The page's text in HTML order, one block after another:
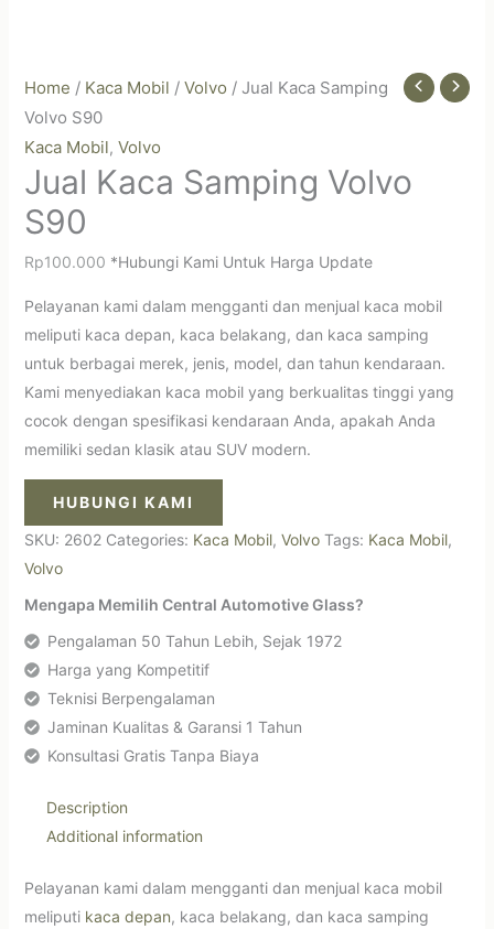
Home / Kaca Mobil / Volvo / Jual Kaca Samping
Volvo S90
Kaca Mobil, Volvo
Jual Kaca Samping Volvo
S90
Rp100.000 *Hubungi Kami Untuk Harga Update
Pelayanan kami dalam mengganti dan menjual kaca mobil
meliputi kaca depan, kaca belakang, dan kaca samping
untuk berbagai merek, jenis, model, dan tahun kendaraan.
Kami menyediakan kaca mobil yang berkualitas tinggi yang
cocok dengan spesifikasi kendaraan Anda, apakah Anda
memiliki sedan klasik atau SUV modern.
HUBUNGI KAMI
SKU: 2602 Categories: Kaca Mobil, Volvo Tags: Kaca Mobil,
Volvo
Mengapa Memilih Central Automotive Glass?
Pengalaman 50 Tahun Lebih, Sejak 1972
Harga yang Kompetitif
Teknisi Berpengalaman
Jaminan Kualitas & Garansi 1 Tahun
Konsultasi Gratis Tanpa Biaya
Description
Additional information
Pelayanan kami dalam mengganti dan menjual kaca mobil
meliputi kaca depan, kaca belakang, dan kaca samping